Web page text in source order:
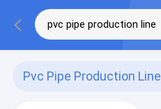
Pvc Pipe Production Line